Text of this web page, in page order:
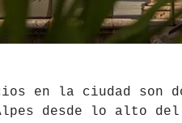
en la ciudad son
desde lo alto